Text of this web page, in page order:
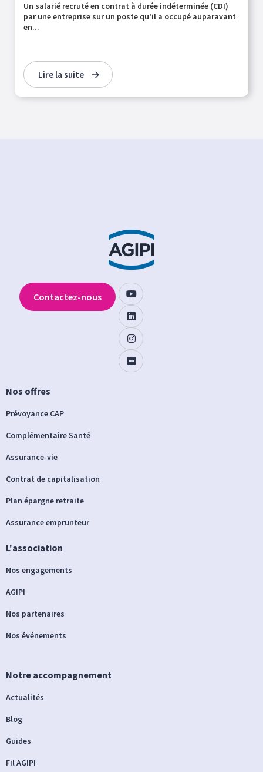
Un salarié recruté en contrat à durée indéterminée (CDI)
par une entreprise sur un poste qu’il a occupé auparavant
en...
Lire la suite
Nos offres
Prévoyance CAP
Complémentaire Santé
Assurance-vie
Contrat de capitalisation
Plan épargne retraite
Assurance emprunteur
L'association
Nos engagements
AGIPI
Nos partenaires
Nos événements
Notre accompagnement
Actualités
Blog
Guides
Fil AGIPI
Contactez-nous